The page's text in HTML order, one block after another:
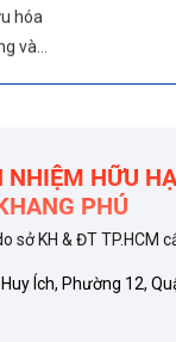
hóa
và
LÀM
NHIỆM HỮU
PHÚ
sở KH & ĐT TP.HCM
Ích, Phường 12,